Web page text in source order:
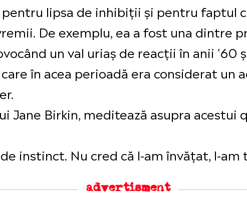
lipsa de inhibiții și pentru faptul
De exemplu, ea a fost una dintre
un val uriaș de reacții în anii '60
în acea perioadă era considerat un
Jane Birkin, meditează asupra acestui
instinct. Nu cred că l-am învățat, l-am
advertisment